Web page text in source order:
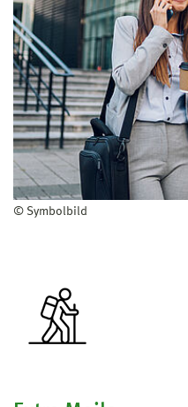
bestanden worden
lautet die
erfolgt keine
Details zur Zulassung
entsprechenden
© Symbolbild